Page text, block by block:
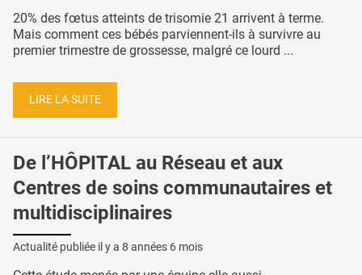
20% des fœtus atteints de trisomie 21 arrivent à terme.
Mais comment ces bébés parviennent-ils à survivre au
premier trimestre de grossesse, malgré ce lourd ...
LIRE LA SUITE
De l’HÔPITAL au Réseau et aux
Centres de soins communautaires et
multidisciplinaires
Actualité publiée il y a 8 années 6 mois